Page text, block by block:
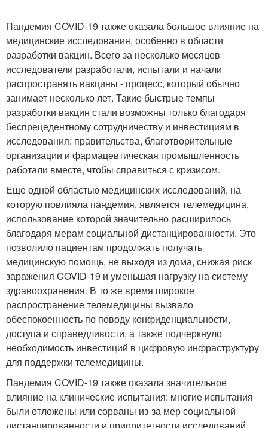
Пандемия COVID-19 также оказала большое влияние на
медицинские исследования, особенно в области
разработки вакцин. Всего за несколько месяцев
исследователи разработали, испытали и начали
распространять вакцины - процесс, который обычно
занимает несколько лет. Такие быстрые темпы
разработки вакцин стали возможны только благодаря
беспрецедентному сотрудничеству и инвестициям в
исследования: правительства, благотворительные
организации и фармацевтическая промышленность
работали вместе, чтобы справиться с кризисом.
Еще одной областью медицинских исследований, на
которую повлияла пандемия, является телемедицина,
использование которой значительно расширилось
благодаря мерам социальной дистанцированности. Это
позволило пациентам продолжать получать
медицинскую помощь, не выходя из дома, снижая риск
заражения COVID-19 и уменьшая нагрузку на систему
здравоохранения. В то же время широкое
распространение телемедицины вызвало
обеспокоенность по поводу конфиденциальности,
доступа и справедливости, а также подчеркнуло
необходимость инвестиций в цифровую инфраструктуру
для поддержки телемедицины.
Пандемия COVID-19 также оказала значительное
влияние на клинические испытания: многие испытания
были отложены или сорваны из-за мер социальной
дистанцированности и приоритетности исследований